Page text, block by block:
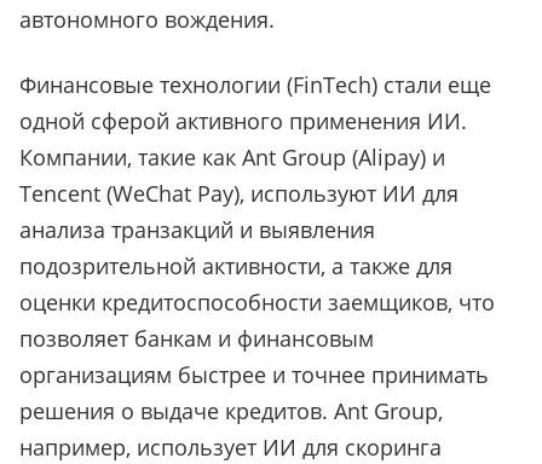
автономного вождения.
Финансовые технологии (FinTech) стали еще
одной сферой активного применения ИИ.
Компании, такие как Ant Group (Alipay) и
Tencent (WeChat Pay), используют ИИ для
анализа транзакций и выявления
подозрительной активности, а также для
оценки кредитоспособности заемщиков, что
позволяет банкам и финансовым
организациям быстрее и точнее принимать
решения о выдаче кредитов. Ant Group,
например, использует ИИ для скоринга